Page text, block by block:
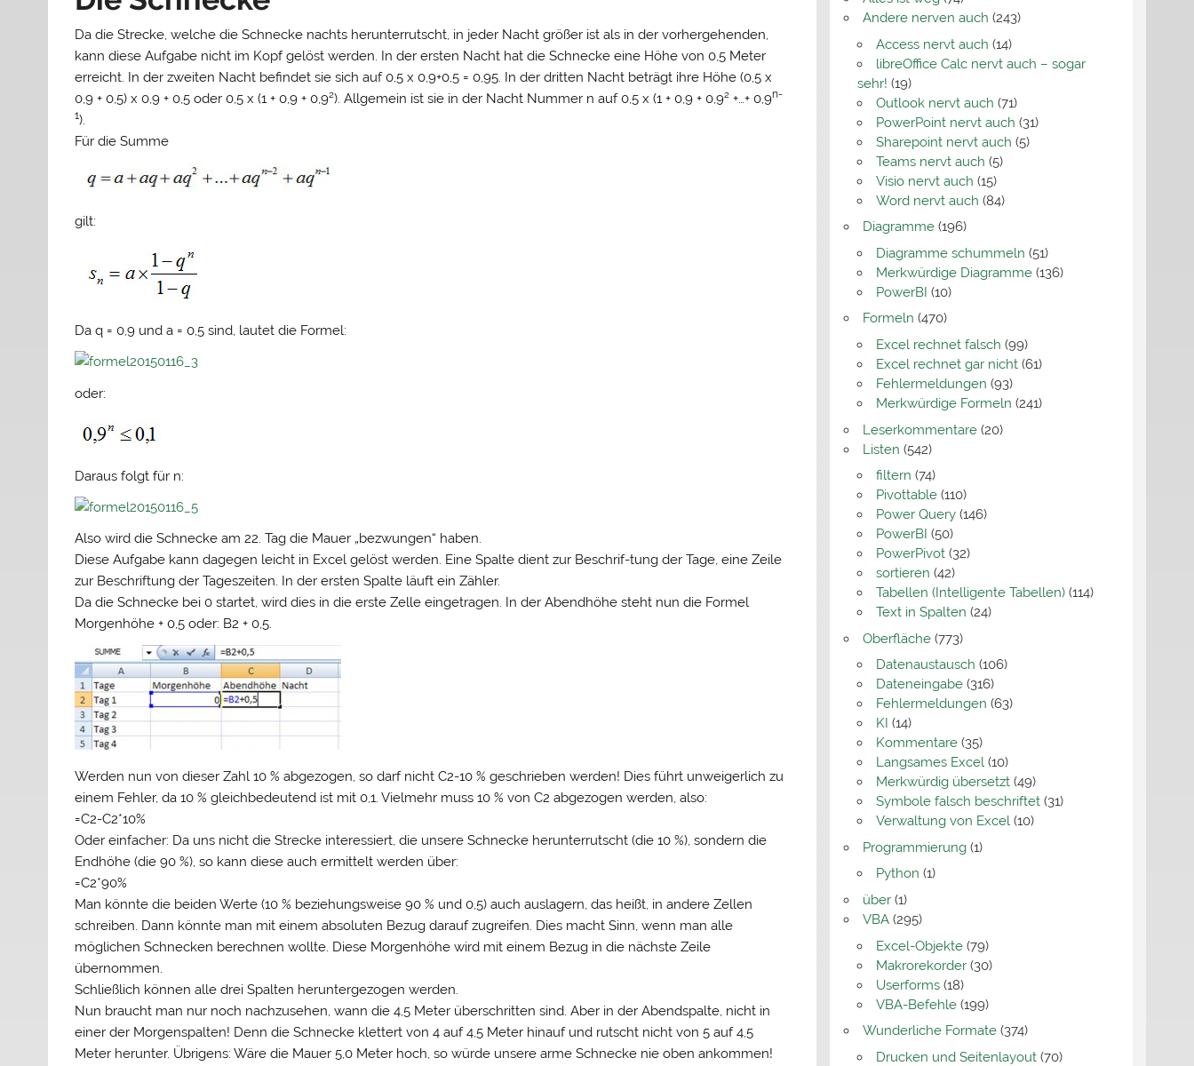
Da die Strecke, welche die Schnecke nachts herunterrutscht, in jeder Nacht größer ist als in der vorhergehenden,
kann diese Aufgabe nicht im Kopf gelöst werden. In der ersten Nacht hat die Schnecke eine Höhe von 0,5 Meter
erreicht. In der zweiten Nacht befindet sie sich auf 0,5 x 0,9+0,5 = 0,95. In der dritten Nacht beträgt ihre Höhe (0,5 x
0,9 + 0,5) x 0,9 + 0,5 oder 0,5 x (1 + 0,9 + 0,9²). Allgemein ist sie in der Nacht Nummer n auf 0,5 x (1 + 0,9 + 0,9² +…+ 0,9n-
1).
Für die Summe
gilt:
Da q = 0,9 und a = 0,5 sind, lautet die Formel:
oder:
Daraus folgt für n:
Also wird die Schnecke am 22. Tag die Mauer „bezwungen“ haben.
Diese Aufgabe kann dagegen leicht in Excel gelöst werden. Eine Spalte dient zur Beschrif-tung der Tage, eine Zeile
zur Beschriftung der Tageszeiten. In der ersten Spalte läuft ein Zähler.
Da die Schnecke bei 0 startet, wird dies in die erste Zelle eingetragen. In der Abendhöhe steht nun die Formel
Morgenhöhe + 0,5 oder: B2 + 0,5.
Werden nun von dieser Zahl 10 % abgezogen, so darf nicht C2-10 % geschrieben werden! Dies führt unweigerlich zu
einem Fehler, da 10 % gleichbedeutend ist mit 0,1. Vielmehr muss 10 % von C2 abgezogen werden, also:
=C2-C2*10%
Oder einfacher: Da uns nicht die Strecke interessiert, die unsere Schnecke herunterrutscht (die 10 %), sondern die
Endhöhe (die 90 %), so kann diese auch ermittelt werden über:
=C2*90%
Man könnte die beiden Werte (10 % beziehungsweise 90 % und 0,5) auch auslagern, das heißt, in andere Zellen
schreiben. Dann könnte man mit einem absoluten Bezug darauf zugreifen. Dies macht Sinn, wenn man alle
möglichen Schnecken berechnen wollte. Diese Morgenhöhe wird mit einem Bezug in die nächste Zeile
übernommen.
Schließlich können alle drei Spalten heruntergezogen werden.
Nun braucht man nur noch nachzusehen, wann die 4,5 Meter überschritten sind. Aber in der Abendspalte, nicht in
einer der Morgenspalten! Denn die Schnecke klettert von 4 auf 4,5 Meter hinauf und rutscht nicht von 5 auf 4,5
Meter herunter. Übrigens: Wäre die Mauer 5,0 Meter hoch, so würde unsere arme Schnecke nie oben ankommen!
Andere nerven auch (243)
Access nervt auch (14)
libreOffice Calc nervt auch – sogar
sehr! (19)
Outlook nervt auch (71)
PowerPoint nervt auch (31)
Sharepoint nervt auch (5)
Teams nervt auch (5)
Visio nervt auch (15)
Word nervt auch (84)
Diagramme(196)
Diagramme schummeln (51)
Merkwürdige Diagramme (136)
PowerBI (10)
Formeln (470)
Excel rechnet falsch (99)
Excel rechnet gar nicht (61)
Fehlermeldungen (93)
Merkwürdige Formeln (241)
Leserkommentare(20)
Listen (542)
filtern (74)
Pivottable (110)
Power Query (146)
PowerBI (50)
PowerPivot (32)
sortieren (42)
Tabellen (Intelligente Tabellen) (114)
Text in Spalten (24)
Oberfläche(773)
Datenaustausch (106)
Dateneingabe (316)
Fehlermeldungen (63)
KI (14)
Kommentare (35)
Langsames Excel (10)
Merkwürdig übersetzt (49)
Symbole falsch beschriftet (31)
Verwaltung von Excel (10)
Programmierung(1)
Python (1)
über(1)
VBA(295)
Excel-Objekte (79)
Makrorekorder (30)
Userforms (18)
VBA-Befehle (199)
Wunderliche Formate(374)
Drucken und Seitenlayout (70)